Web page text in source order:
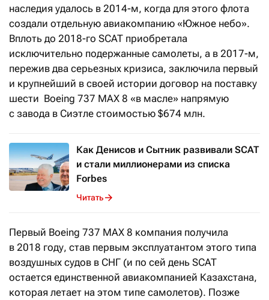
наследия удалось в 2014-м, когда для этого флота
создали отдельную авиакомпанию «Южное небо».
Вплоть до 2018-го SCAT приобретала
исключительно подержанные самолеты, а в 2017-м,
пережив два серьезных кризиса, заключила первый
и крупнейший в своей истории договор на поставку
шести Boeing 737 MAX 8 «в масле» напрямую
с завода в Сиэтле стоимостью $674 млн.
Как Денисов и Сытник развивали SCAT
и стали миллионерами из списка
Forbes
Читать
Первый Boeing 737 MAX 8 компания получила
в 2018 году, став первым эксплуатантом этого типа
воздушных судов в СНГ (и по сей день SCAT
остается единственной авиакомпанией Казахстана,
которая летает на этом типе самолетов). Позже